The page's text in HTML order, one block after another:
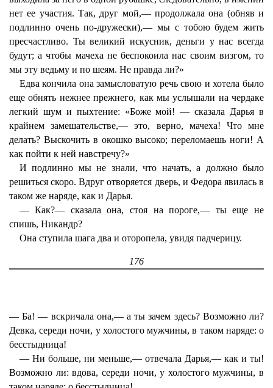
нет ее участия. Так, друг мой,— продолжала она (обняв и
подлинно очень по-дружески),— мы с тобою будем жить
пресчастливо. Ты великий искусник, деньги у нас всегда
будут; а чтобы мачеха не беспокоила нас своим визгом, то
мы эту ведьму и по шеям. Не правда ли?»
Едва кончила она замысловатую речь свою и хотела было
еще обнять нежнее прежнего, как мы услышали на чердаке
легкий шум и пыхтение: «Боже мой! — сказала Дарья в
крайнем замешательстве,— это, верно, мачеха! Что мне
делать? Выскочить в окошко высоко; переломаешь ноги! А
как пойти к ней навстречу?»
И подлинно мы не знали, что начать, а должно было
решиться скоро. Вдруг отворяется дверь, и Федора явилась в
таком же наряде, как и Дарья.
— Как?— сказала она, стоя на пороге,— ты еще не
спишь, Никандр?
Она ступила шага два и оторопела, увидя падчерицу.
176
— Ба! — вскричала она,— а ты зачем здесь? Возможно ли?
Девка, середи ночи, у холостого мужчины, в таком наряде: о
бесстыдница!
— Ни больше, ни меньше,— отвечала Дарья,— как и ты!
Возможно ли: вдова, середи ночи, у холостого мужчины, в